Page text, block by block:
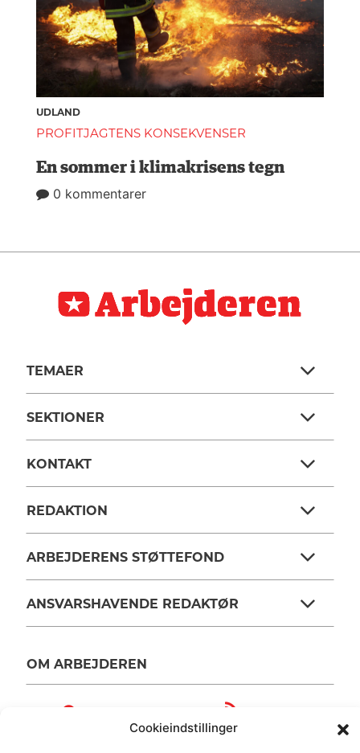
Cookieindstillinger
UDLAND
PROFITJAGTENS KONSEKVENSER
En sommer i klimakrisens tegn
0 kommentarer
TEMAER
SEKTIONER
KONTAKT
REDAKTION
ARBEJDERENS STØTTEFOND
ANSVARSHAVENDE REDAKTØR
OM ARBEJDEREN